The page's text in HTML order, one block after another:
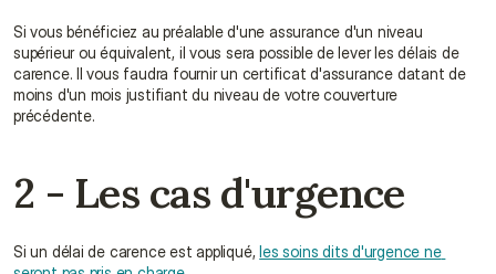
Si vous bénéficiez au préalable d'une assurance d'un niveau
supérieur ou équivalent, il vous sera possible de lever les délais de
carence. Il vous faudra fournir un certificat d'assurance datant de
moins d'un mois justifiant du niveau de votre couverture
précédente.
2 - Les cas d'urgence
Si un délai de carence est appliqué, les soins dits d'urgence ne